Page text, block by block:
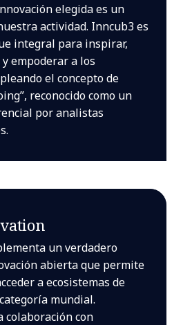
elegida es un
actividad. Inncub3 es
integral para inspirar,
empoderar a los
el concepto de
reconocido como un
por analistas
un verdadero
abierta que permite
a ecosistemas de
mundial.
colaboración con